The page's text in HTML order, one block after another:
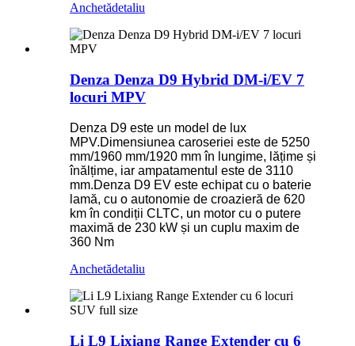
Anchetădetaliu
Denza Denza D9 Hybrid DM-i/EV 7
locuri MPV
Denza D9 este un model de lux
MPV.Dimensiunea caroseriei este de 5250
mm/1960 mm/1920 mm în lungime, lățime și
înălțime, iar ampatamentul este de 3110
mm.Denza D9 EV este echipat cu o baterie
lamă, cu o autonomie de croazieră de 620
km în condiții CLTC, un motor cu o putere
maximă de 230 kW și un cuplu maxim de
360 ​​Nm
Anchetădetaliu
Li L9 Lixiang Range Extender cu 6